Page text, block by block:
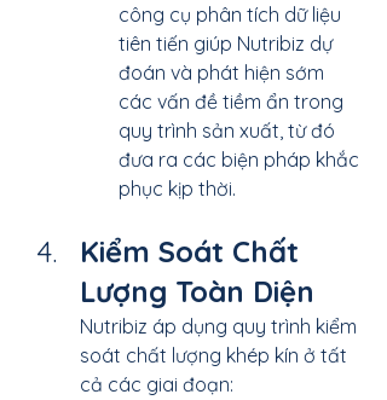
công cụ phân tích dữ liệu
tiên tiến giúp Nutribiz dự
đoán và phát hiện sớm
các vấn đề tiềm ẩn trong
quy trình sản xuất, từ đó
đưa ra các biện pháp khắc
phục kịp thời.
Kiểm Soát Chất
Lượng Toàn Diện
Nutribiz áp dụng quy trình kiểm
soát chất lượng khép kín ở tất
cả các giai đoạn: